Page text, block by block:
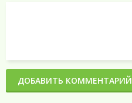
ДОБАВИТЬ КОММЕНТАРИЙ